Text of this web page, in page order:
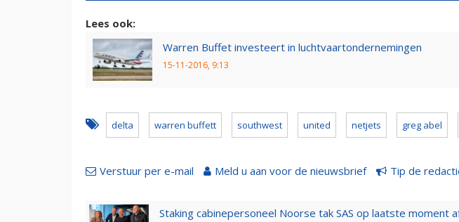
Lees ook:
Warren Buffet investeert in luchtvaartondernemingen
15-11-2016, 9:13
delta warren buffett southwest united netjets greg abel
Verstuur per e-mail Meld u aan voor de nieuwsbrief Tip de
Staking cabinepersoneel Noorse tak SAS op laatste moment